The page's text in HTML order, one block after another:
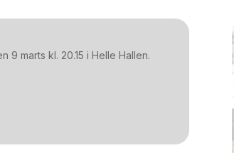
marts kl. 20.15 i Helle Hallen.